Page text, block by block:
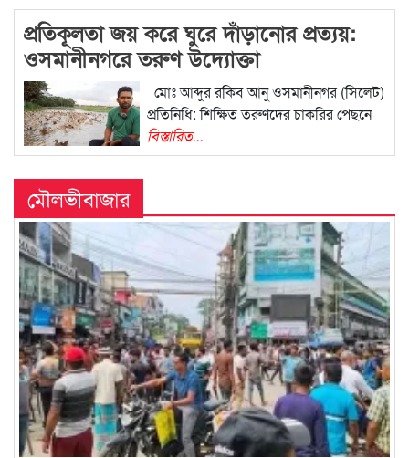
প্রতিকূলতা জয় করে ঘুরে দাঁড়ানোর প্রত্যয়:
ওসমানীনগরে তরুণ উদ্যোক্তা
সাদিকুজ্জামানের সংগ্রামমোঃ আব্দুর রকিব আনু ​ওসমানীনগর (সিলেট)
প্রতিনিধি: শিক্ষিত তরুণদের চাকরির পেছনে
বিস্তারিত...
মৌলভীবাজার